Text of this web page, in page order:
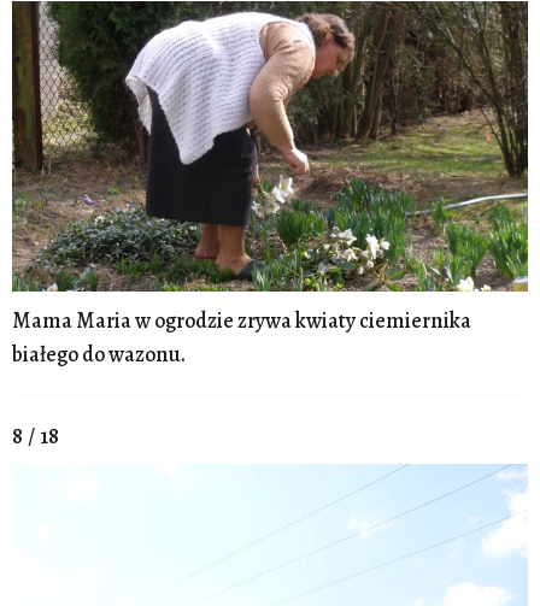
Mama Maria w ogrodzie zrywa kwiaty ciemiernika
białego do wazonu.
8 / 18